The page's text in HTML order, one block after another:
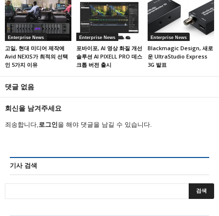
Enterprise News
고일, 현대 미디어 제작에
Avid NEXIS가 최적의 선택
인 5가지 이유
Enterprise News
포바이포, AI 영상 화질 개선
솔루션 AI PIXELL PRO 데스
크톱 버전 출시
Enterprise News
Blackmagic Design, 새로
운 UltraStudio Express
3G 발표
댓글 없음
회신을 남겨주세요
죄송합니다, 로그인을 해야 댓글을 남길 수 있습니다.
기사 검색